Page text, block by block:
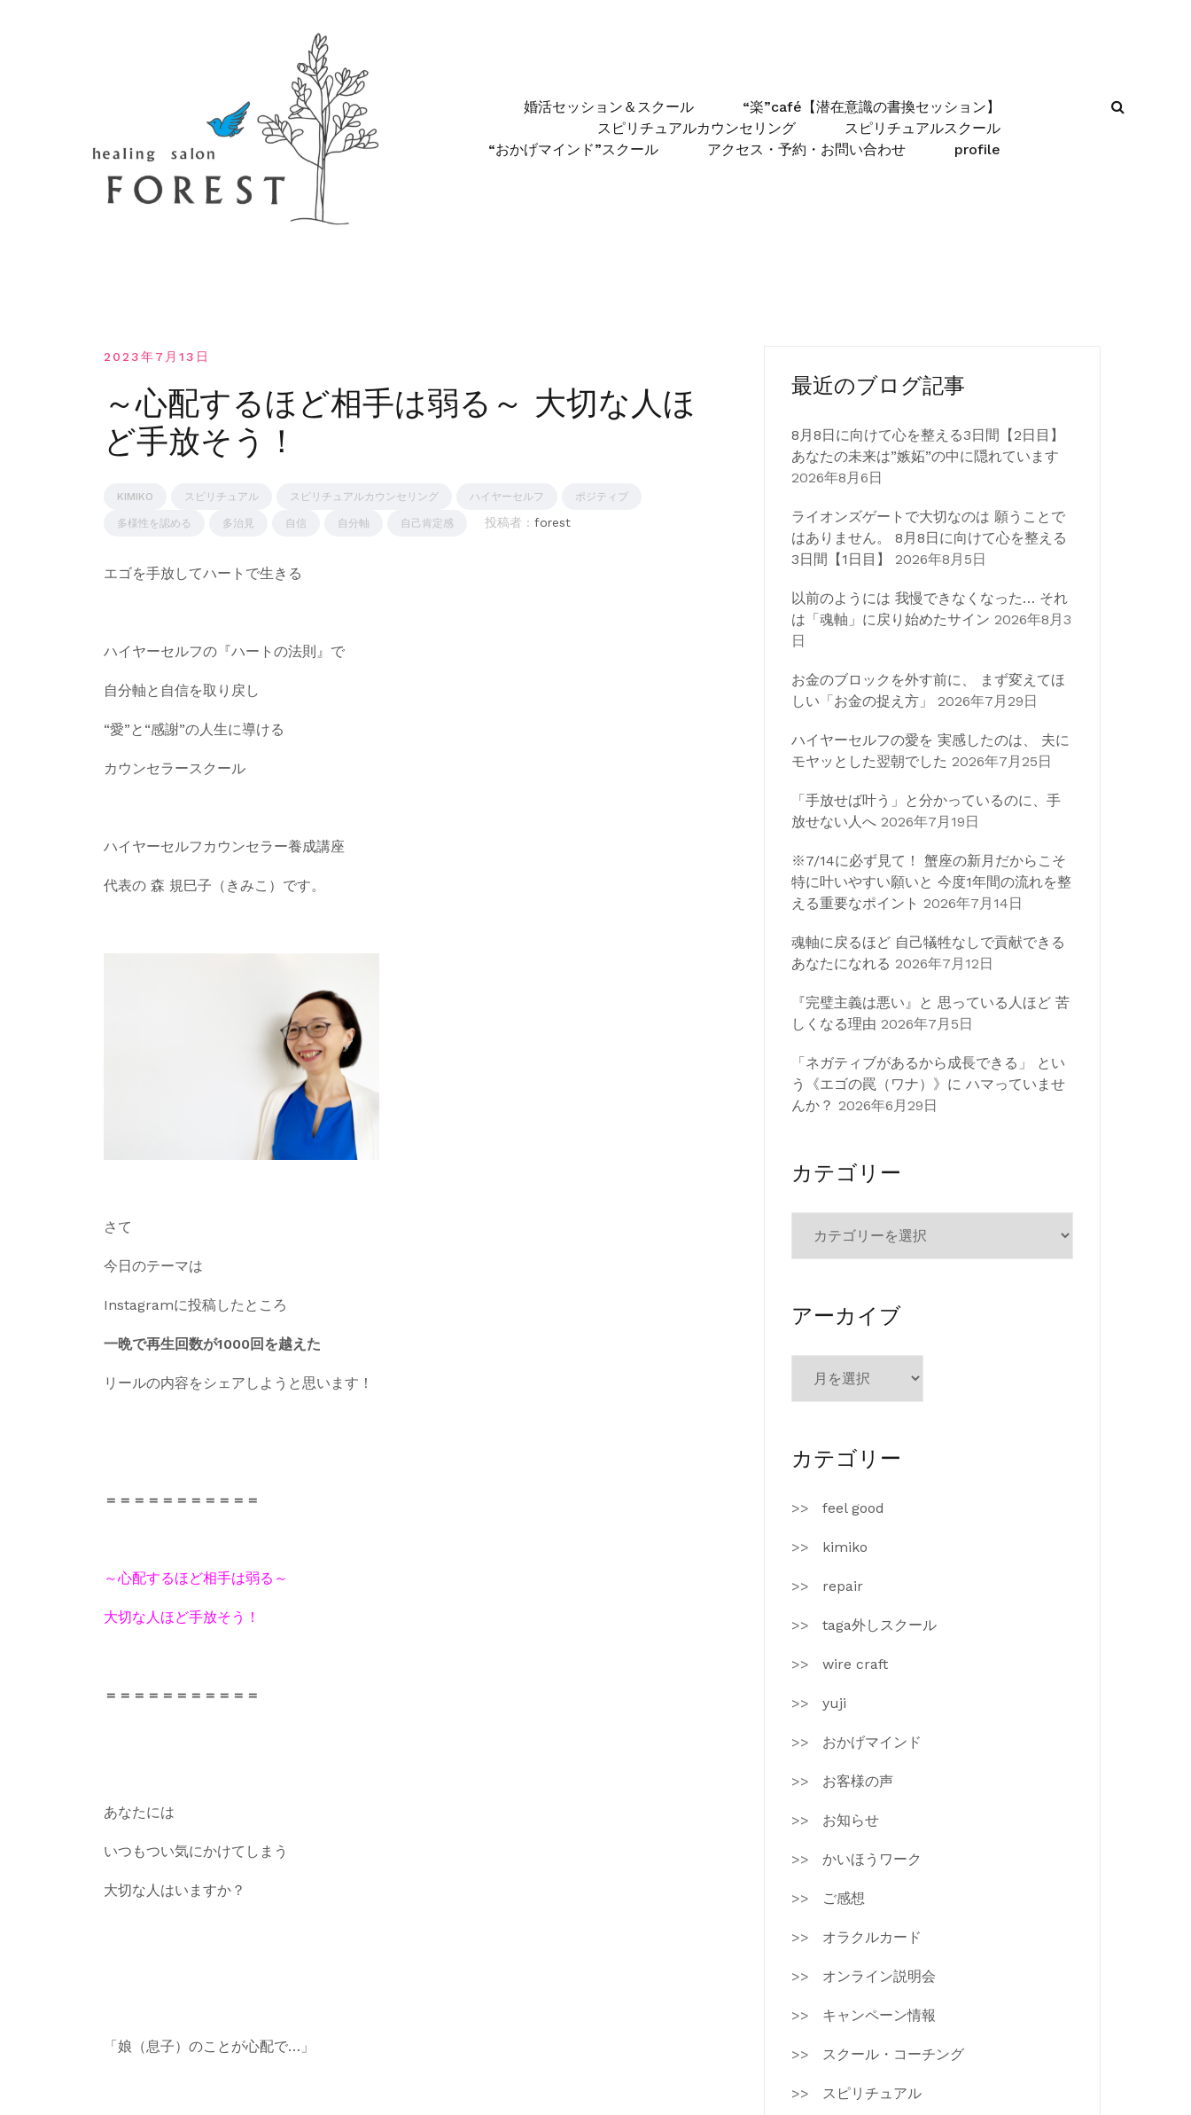
婚活セッション＆スクール
“楽”café【潜在意識の書換セッション】
スピリチュアルカウンセリング
スピリチュアルスクール
“おかげマインド”スクール
アクセス・予約・お問い合わせ profile
2023年7月13日
～心配するほど相手は弱る～ 大切な人ほ
ど手放そう！
KIMIKO スピリチュアル スピリチュアルカウンセリング ハイヤーセルフ ポジティブ
多様性を認める 多治見 自信 自分軸 自己肯定感 投稿者 : forest
エゴを手放してハートで生きる
ハイヤーセルフの『ハートの法則』で
自分軸と自信を取り戻し
“愛”と“感謝”の人生に導ける
カウンセラースクール
ハイヤーセルフカウンセラー養成講座
代表の 森 規巳子（きみこ）です。
さて
今日のテーマは
Instagramに投稿したところ
一晩で再生回数が1000回を越えた
リールの内容をシェアしようと思います！
＝＝＝＝＝＝＝＝＝＝＝
～心配するほど相手は弱る～
大切な人ほど手放そう！
＝＝＝＝＝＝＝＝＝＝＝
あなたには
いつもつい気にかけてしまう
大切な人はいますか？
「娘（息子）のことが心配で…」
最近のブログ記事
8月8日に向けて心を整える3日間【2日目】
あなたの未来は”嫉妬”の中に隠れています
2026年8月6日
ライオンズゲートで大切なのは 願うことで
はありません。 8月8日に向けて心を整える
3日間【1日目】
2026年8月5日
以前のようには 我慢できなくなった… それ
は「魂軸」に戻り始めたサイン 2026年8月3
日
お金のブロックを外す前に、 まず変えてほ
しい「お金の捉え方」
2026年7月29日
ハイヤーセルフの愛を 実感したのは、 夫に
モヤッとした翌朝でした 2026年7月25日
「手放せば叶う」と分かっているのに、手
放せない人へ 2026年7月19日
※7/14に必ず見て！ 蟹座の新月だからこそ
特に叶いやすい願いと 今度1年間の流れを整
える重要なポイント 2026年7月14日
魂軸に戻るほど 自己犠牲なしで貢献できる
あなたになれる 2026年7月12日
『完璧主義は悪い』と 思っている人ほど 苦
しくなる理由 2026年7月5日
「ネガティブがあるから成長できる」 とい
う《エゴの罠（ワナ）》に ハマっていませ
んか？ 2026年6月29日
カテゴリー
ゴ
ー
アーカイブ
カ
ブ
カテゴリー
feel good
kimiko
repair
taga外しスクール
wire craft
yuji
おかげマインド
お客様の声
お知らせ
かいほうワーク
ご感想
オラクルカード
オンライン説明会
キャンペーン情報
スクール・コーチング
スピリチュアル